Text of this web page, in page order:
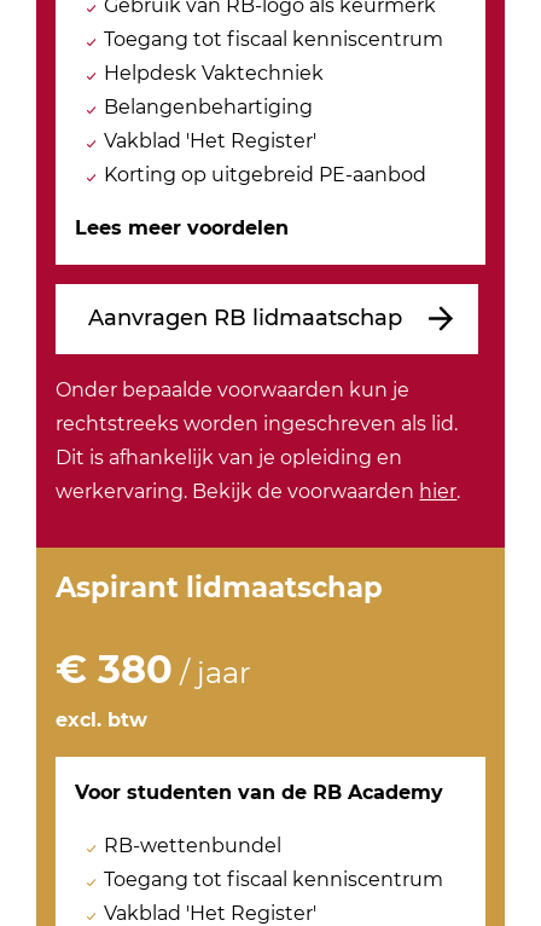
Gebruik van RB-logo als keurmerk
Toegang tot fiscaal kenniscentrum
Helpdesk Vaktechniek
Belangenbehartiging
Vakblad 'Het Register'
Korting op uitgebreid PE-aanbod
Lees meer voordelen
Aanvragen RB lidmaatschap
Onder bepaalde voorwaarden kun je
rechtstreeks worden ingeschreven als lid.
Dit is afhankelijk van je opleiding en
werkervaring. Bekijk de voorwaarden hier.
Aspirant lidmaatschap
€ 380 / jaar
excl. btw
Voor studenten van de RB Academy
RB-wettenbundel
Toegang tot fiscaal kenniscentrum
Vakblad 'Het Register'